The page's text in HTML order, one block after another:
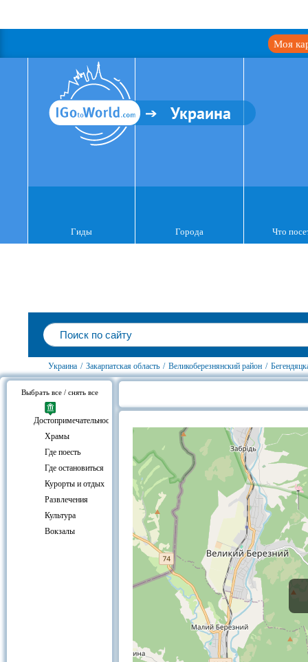
Моя
Украина
Гиды Города Что
Украина / Закарпатская область / Великоберезнянский район /
Выбрать все / снять все
Достопримечательности
Храмы
Где поесть
Где остановиться
Курорты и отдых
Развлечения
Культура
Вокзалы